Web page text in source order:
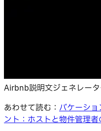
Airbnb説明文ジェネレー
あわせて読む： バケーシ
ント：ホストと物件管理